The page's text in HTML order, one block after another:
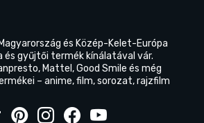
és Közép-Kelet-Európa
és gyűjtői termék kínálatával vár.
Mattel, Good Smile és még
– anime, film, sorozat, rajzfilm